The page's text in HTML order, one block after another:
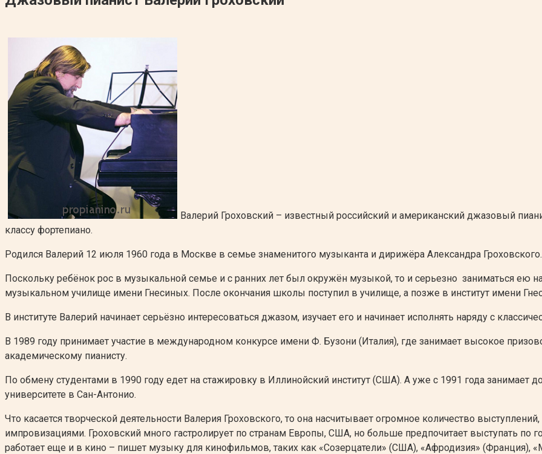
Валерий Гроховский – известный российский и американский джазовый
классу фортепиано.
Родился Валерий 12 июля 1960 года в Москве в семье знаменитого музыканта и дирижёра Александра Гроховского.
Поскольку ребёнок рос в музыкальной семье и с ранних лет был окружён музыкой, то и серьезно заниматься ею
музыкальном училище имени Гнесиных. После окончания школы поступил в училище, а позже в институт имени
В институте Валерий начинает серьёзно интересоваться джазом, изучает его и начинает исполнять наряду с
В 1989 году принимает участие в международном конкурсе имени Ф. Бузони (Италия), где занимает высокое
академическому пианисту.
По обмену студентами в 1990 году едет на стажировку в Иллинойский институт (США). А уже с 1991 года занимает
университете в Сан-Антонио.
Что касается творческой деятельности Валерия Гроховского, то она насчитывает огромное количество
импровизациями. Гроховский много гастролирует по странам Европы, США, но больше предпочитает выступать по
работает еще и в кино – пишет музыку для кинофильмов, таких как «Созерцатели» (США), «Афродизия» (Франция),